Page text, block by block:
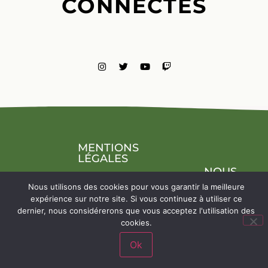
CONNECTÉS
MENTIONS
LÉGALES
NOUS
Nous utilisons des cookies pour vous garantir la meilleure
expérience sur notre site. Si vous continuez à utiliser ce
dernier, nous considérerons que vous acceptez l'utilisation des
cookies.
Ok